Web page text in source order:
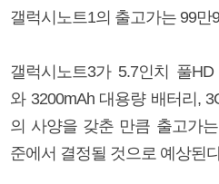
갤럭시노트1의 출고가는 99만
갤럭시노트3가 5.7인치 풀
와 3200mAh 대용량 배터리,
의 사양을 갖춘 만큼 출고가
준에서 결정될 것으로 예상된